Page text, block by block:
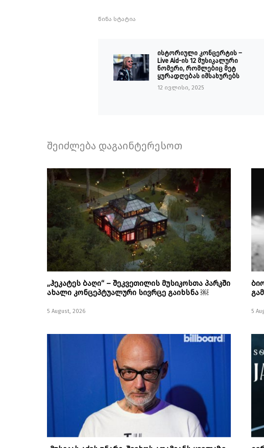
წინა სტატია
ისტორიული კონცერტის –
Live Aid-ის 12 მუსიკალური
ნომერი, რომლებიც მეტ
ყურადღებას იმსახურებს
12 ივლისი, 2025
შეიძლება დაგაინტერესოთ
„ჰეკატეს ბაღი“ – შეკვეთილის მუსიკოსთა პარკში
ახალი კონცეპტუალური სივრცე გაიხსნა ￼
5 August, 2026 5